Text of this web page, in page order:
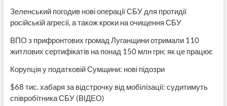
Зеленський погодив нові операції СБУ для протидії
російській агресії, а також кроки на очищення СБУ
ВПО з прифронтових громад Луганщини отримали 110
житлових сертифікатів на понад 150 млн грн: як це працює
Корупція у податковій Сумщини: нові підозри
$68 тис. хабаря за відстрочку від мобілізації: судитимуть
співробітника СБУ (ВІДЕО)